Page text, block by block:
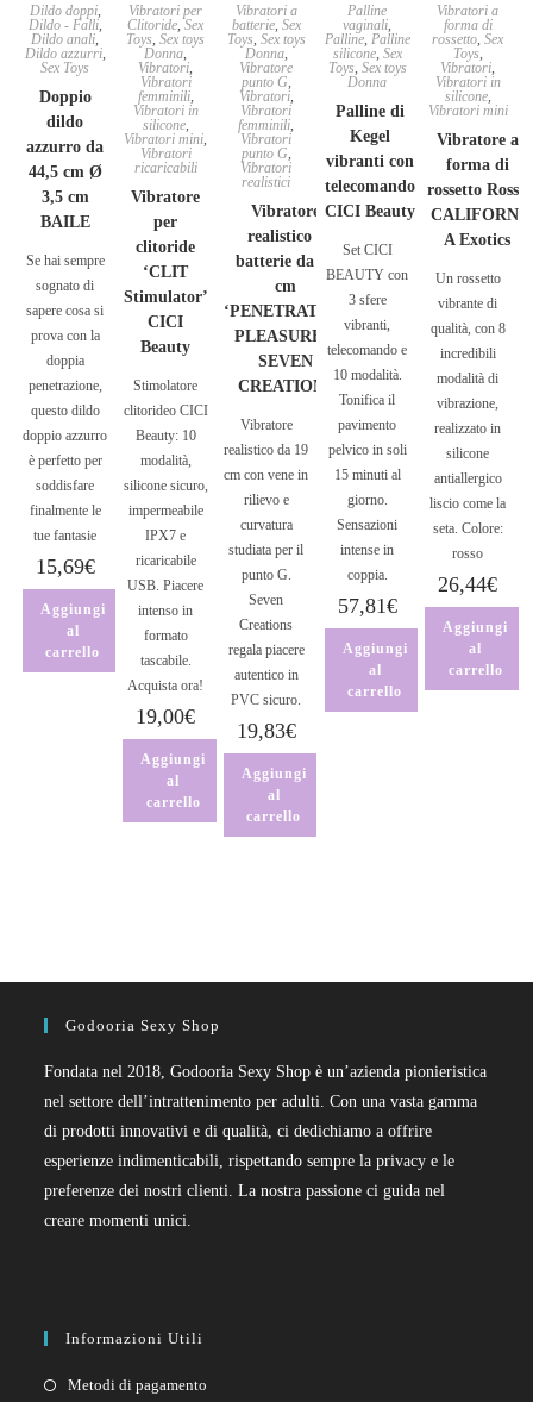
Dildo doppi,
Dildo - Falli,
Dildo anali
Dildo azzurri,
Sex Toys
Doppio
dildo
azzurro da
44,5 cm Ø
3,5 cm
BAILE
Se hai sempre
sognato di
sapere cosa si
prova con la
doppia
penetrazione,
questo dildo
doppio azzurro
è perfetto per
soddisfare
finalmente le
tue fantasie
15,69€
Aggiungi
al
carrello
Vibratori per
Clitoride ,Sex
Toys ,Sex toys
Donna
Vibratori
Vibratori
femminili,
Vibratori in
silicone,
Vibratori mini
Vibratori
ricaricabili
Vibratore
per
clitoride
‘CLIT
Stimulator’
CICI
Beauty
Stimolatore
clitorideo CICI
Beauty: 10
modalità,
silicone sicuro,
impermeabile
IPX7 e
ricaricabile
USB. Piacere
intenso in
formato
tascabile.
Acquista ora!
19,00€
Aggiungi
al
carrello
Vibratori a
batterie, Sex
Toys Sex toys
Donna,
Vibratore
punto G
Vibratori,
Vibratori
femminili
Vibratori
punto G
Vibratori
realistici
Vibratore
realistico a
batterie da 19
cm
‘PENETRATING
PLEASURES’
SEVEN
CREATIONS
Vibratore
realistico da 19
cm con vene in
rilievo e
curvatura
studiata per il
punto G.
Seven
Creations
regala piacere
autentico in
PVC sicuro.
19,83€
Aggiungi
al
carrello
Palline
vaginali
Palline, Palline
silicone, Sex
Toys Sex toys
Donna
Palline di
Kegel
vibranti con
telecomando
CICI Beauty
Set CICI
BEAUTY con
3 sfere
vibranti,
telecomando e
10 modalità.
Tonifica il
pavimento
pelvico in soli
15 minuti al
giorno.
Sensazioni
intense in
coppia.
57,81€
Aggiungi
al
carrello
Vibratori a
forma di
rossetto ,Sex
Toys
Vibratori
Vibratori in
silicone,
Vibratori mini
Vibratore a
forma di
rossetto Rosso
CALIFORNI
A Exotics
Un rossetto
vibrante di
qualità, con 8
incredibili
modalità di
vibrazione,
realizzato in
silicone
antiallergico
liscio come la
seta. Colore:
rosso
26,44€
Aggiungi
al
carrello
Godooria Sexy Shop
Fondata nel 2018, Godooria Sexy Shop è un’azienda pionieristica
nel settore dell’intrattenimento per adulti. Con una vasta gamma
di prodotti innovativi e di qualità, ci dedichiamo a offrire
esperienze indimenticabili, rispettando sempre la privacy e le
preferenze dei nostri clienti. La nostra passione ci guida nel
creare momenti unici.
Informazioni Utili
Metodi di pagamento